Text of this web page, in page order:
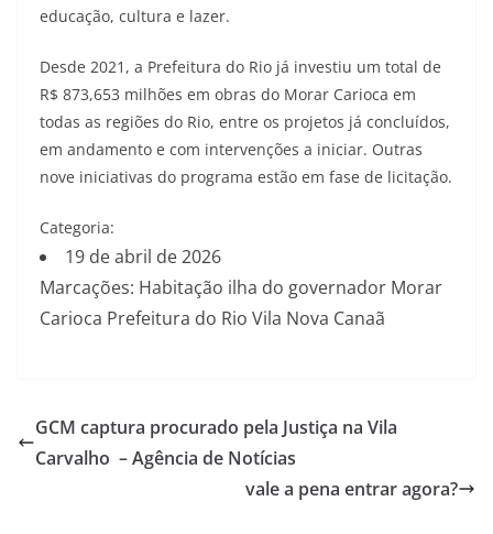
educação, cultura e lazer.
Desde 2021, a Prefeitura do Rio já investiu um total de
R$ 873,653 milhões em obras do Morar Carioca em
todas as regiões do Rio, entre os projetos já concluídos,
em andamento e com intervenções a iniciar. Outras
nove iniciativas do programa estão em fase de licitação.
Categoria:
19 de abril de 2026
Marcações: Habitação ilha do governador Morar
Carioca Prefeitura do Rio Vila Nova Canaã
GCM captura procurado pela Justiça na Vila
Carvalho – Agência de Notícias
vale a pena entrar agora?